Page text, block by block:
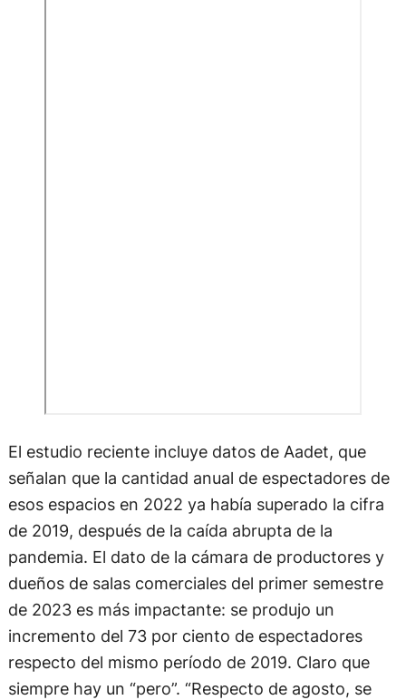
El estudio reciente incluye datos de Aadet, que
señalan que la cantidad anual de espectadores de
esos espacios en 2022 ya había superado la cifra
de 2019, después de la caída abrupta de la
pandemia. El dato de la cámara de productores y
dueños de salas comerciales del primer semestre
de 2023 es más impactante: se produjo un
incremento del 73 por ciento de espectadores
respecto del mismo período de 2019. Claro que
siempre hay un “pero”. “Respecto de agosto, se